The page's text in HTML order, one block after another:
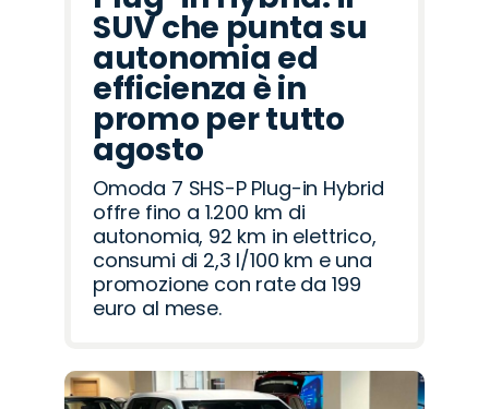
SUV che punta su
autonomia ed
efficienza è in
promo per tutto
agosto
Omoda 7 SHS-P Plug-in Hybrid
offre fino a 1.200 km di
autonomia, 92 km in elettrico,
consumi di 2,3 l/100 km e una
promozione con rate da 199
euro al mese.